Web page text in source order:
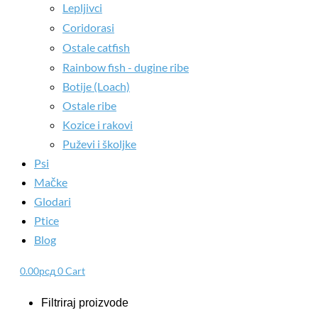
Lepljivci
Coridorasi
Ostale catfish
Rainbow fish - dugine ribe
Botije (Loach)
Ostale ribe
Kozice i rakovi
Puževi i školjke
Psi
Mačke
Glodari
Ptice
Blog
0.00рсд 0Cart
Filtriraj proizvode